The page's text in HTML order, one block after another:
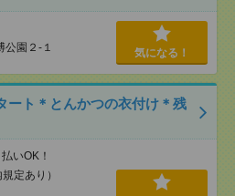
公園２-１ 気になる！
ート＊とんかつの衣付け＊残
いOK！
定あり）